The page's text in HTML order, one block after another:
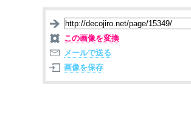
この画像を変換
メールで送る
画像を保存